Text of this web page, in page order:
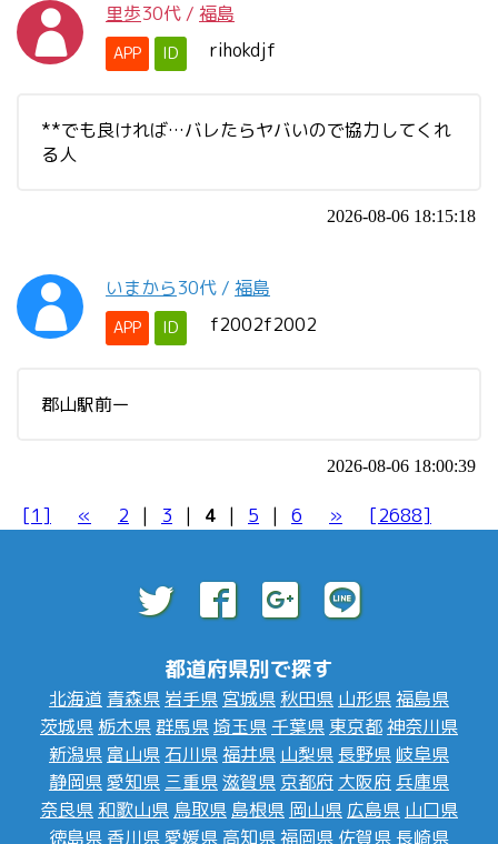
里歩30代 / 福島
APP ID rihokdjf
**でも良ければ…バレたらヤバいので協力してくれ
る人
2026-08-06 18:15:18
いまから30代 / 福島
APP ID f2002f2002
郡山駅前ー
2026-08-06 18:00:39
[1] « 2 | 3 | 4 | 5 | 6 » [2688]
都道府県別で探す
北海道 青森県 岩手県 宮城県 秋田県 山形県福島県
茨城県 栃木県群馬県埼玉県 千葉県 東京都神奈川県
新潟県 富山県 石川県福井県 山梨県 長野県 岐阜県
静岡県愛知県 三重県滋賀県 京都府 大阪府 兵庫県
奈良県 和歌山県 鳥取県 島根県 岡山県 広島県 山口県
徳島県 香川県愛媛県 高知県福岡県 佐賀県 長崎県